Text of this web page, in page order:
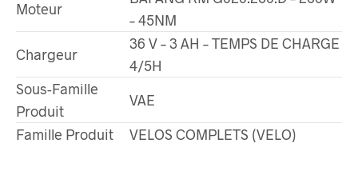
Moteur
– 45NM
Chargeur
36 V – 3 AH – TEMPS DE CHARGE
4/5H
Sous-Famille
Produit
VAE
Famille Produit
VELOS COMPLETS (VELO)